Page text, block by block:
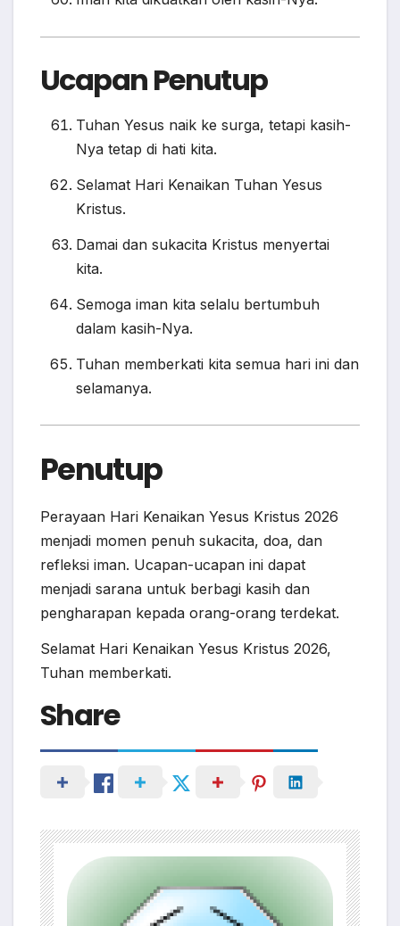
Ucapan Penutup
Tuhan Yesus naik ke surga, tetapi kasih-
Nya tetap di hati kita.
Selamat Hari Kenaikan Tuhan Yesus
Kristus.
Damai dan sukacita Kristus menyertai
kita.
Semoga iman kita selalu bertumbuh
dalam kasih-Nya.
Tuhan memberkati kita semua hari ini dan
selamanya.
Penutup
Perayaan Hari Kenaikan Yesus Kristus 2026
menjadi momen penuh sukacita, doa, dan
refleksi iman. Ucapan-ucapan ini dapat
menjadi sarana untuk berbagi kasih dan
pengharapan kepada orang-orang terdekat.
Selamat Hari Kenaikan Yesus Kristus 2026,
Tuhan memberkati.
Share